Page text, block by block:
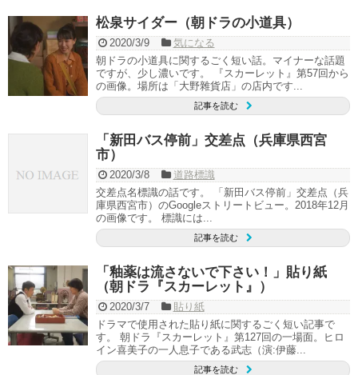
松泉サイダー（朝ドラの小道具）
2020/3/9
気になる
朝ドラの小道具に関するごく短い話。マイナーな話題
ですが、少し濃いです。 『スカーレット』第57回から
の画像。場所は「大野雜貨店」の店内です...
記事を読む
「新田バス停前」交差点（兵庫県西宮
市）
2020/3/8
道路標識
交差点名標識の話です。 「新田バス停前」交差点（兵
庫県西宮市）のGoogleストリートビュー。2018年12月
の画像です。 標識には...
記事を読む
「釉薬は流さないで下さい！」貼り紙
（朝ドラ『スカーレット』）
2020/3/7
貼り紙
ドラマで使用された貼り紙に関するごく短い記事で
す。 朝ドラ『スカーレット』第127回の一場面。ヒロ
イン喜美子の一人息子である武志（演:伊藤...
記事を読む